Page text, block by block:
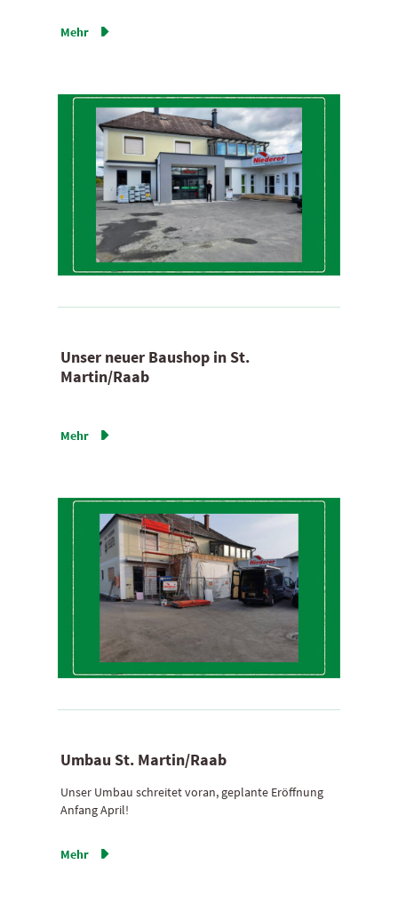
Mehr 
Unser neuer Baushop in St.
Martin/Raab
Mehr 
Umbau St. ­Martin/Raab
Unser Umbau schreitet voran, geplante Eröffnung
Anfang April!
Mehr 